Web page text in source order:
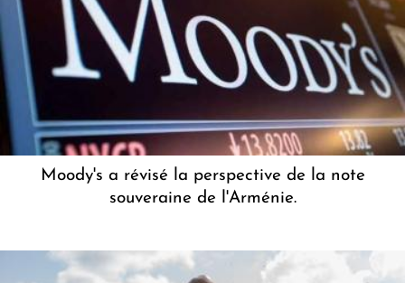
Moody's a révisé la perspective de la note
souveraine de l'Arménie.